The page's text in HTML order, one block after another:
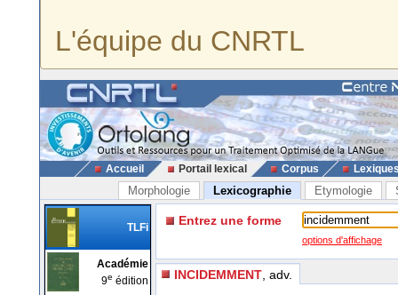
L'équipe du CNRTL
Accueil Portail lexical Corpus
Morphologie Lexicographie Etymologie
TLFi
Académie
9e édition
Entrez une forme
options d'affichage
INCIDEMMENT , adv.